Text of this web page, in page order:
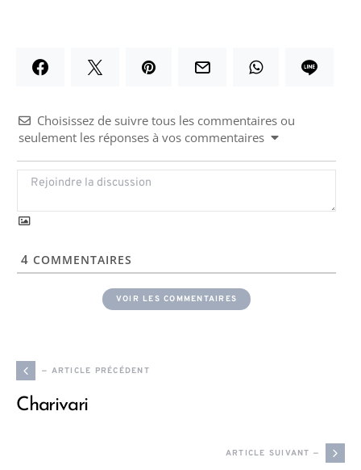
Choisissez de suivre tous les commentaires ou
seulement les réponses à vos commentaires
4 COMMENTAIRES
VOIR LES COMMENTAIRES
— ARTICLE PRÉCÉDENT
Charivari
ARTICLE SUIVANT —